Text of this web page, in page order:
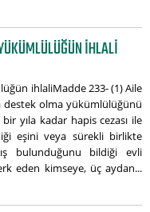
IHLALI
ihlaliMadde 233- (1) Aile
destek olma yükümlülüğünü
yıla kadar hapis cezası ile
eşini veya sürekli birlikte
bulunduğunu bildiği evli
eden kimseye, üç aydan...